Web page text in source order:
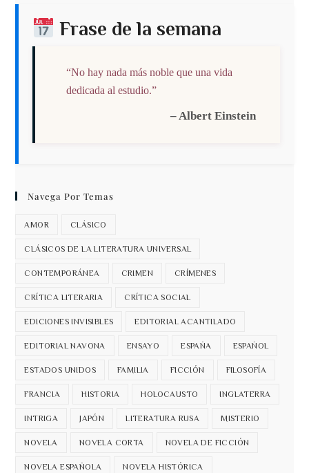
Frase de la semana
“No hay nada más noble que una vida
dedicada al estudio.”
– Albert Einstein
Navega Por Temas
AMOR CLÁSICO
CLÁSICOS DE LA LITERATURA UNIVERSAL
CONTEMPORÁNEA CRIMEN CRÍMENES
CRÍTICA LITERARIA CRÍTICA SOCIAL
EDICIONES INVISIBLES EDITORIAL ACANTILADO
EDITORIAL NAVONA ENSAYO ESPAÑA ESPAÑOL
ESTADOS UNIDOS FAMILIA FICCIÓN FILOSOFÍA
FRANCIA HISTORIA HOLOCAUSTO INGLATERRA
INTRIGA JAPÓN LITERATURA RUSA MISTERIO
NOVELA NOVELA CORTA NOVELA DE FICCIÓN
NOVELA ESPAÑOLA NOVELA HISTÓRICA